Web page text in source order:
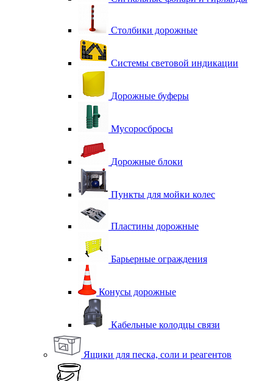
Столбики дорожные
Системы световой индикации
Дорожные буферы
Мусоросбросы
Дорожные блоки
Пункты для мойки колес
Пластины дорожные
Барьерные ограждения
Конусы дорожные
Кабельные колодцы связи
Ящики для песка, соли и реагентов